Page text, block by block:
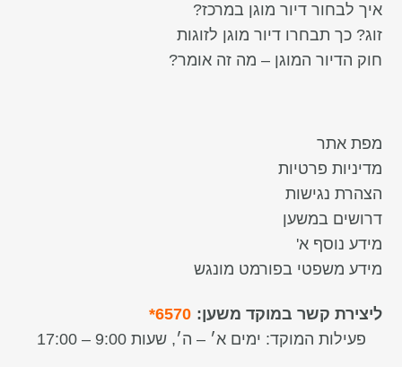
איך לבחור דיור מוגן במרכז?
זוג? כך תבחרו דיור מוגן לזוגות
חוק הדיור המוגן – מה זה אומר?
מפת אתר
מדיניות פרטיות
הצהרת נגישות
דרושים במשען
מידע נוסף א'
מידע משפטי בפורמט מונגש
ליצירת קשר במוקד משען: 6570*
פעילות המוקד: ימים א׳ – ה׳, שעות 9:00 – 17:00